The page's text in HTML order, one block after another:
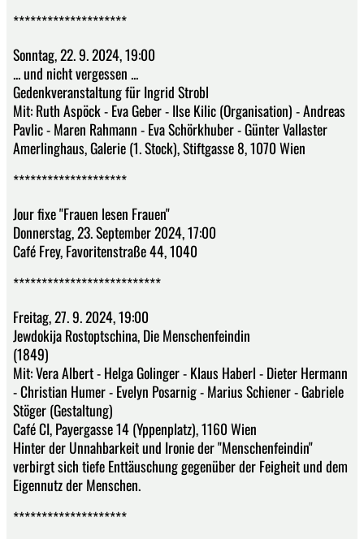
********************
Sonntag, 22. 9. 2024, 19:00
... und nicht vergessen ...
Gedenkveranstaltung für Ingrid Strobl
Mit: Ruth Aspöck - Eva Geber - Ilse Kilic (Organisation) - Andreas
Pavlic - Maren Rahmann - Eva Schörkhuber - Günter Vallaster
Amerlinghaus, Galerie (1. Stock), Stiftgasse 8, 1070 Wien
********************
Jour fixe "Frauen lesen Frauen"
Donnerstag, 23. September 2024, 17:00
Café Frey, Favoritenstraße 44, 1040
**************************
Freitag, 27. 9. 2024, 19:00
Jewdokija Rostoptschina, Die Menschenfeindin
(1849)
Mit: Vera Albert - Helga Golinger - Klaus Haberl - Dieter Hermann
- Christian Humer - Evelyn Posarnig - Marius Schiener - Gabriele
Stöger (Gestaltung)
Café CI, Payergasse 14 (Yppenplatz), 1160 Wien
Hinter der Unnahbarkeit und Ironie der "Menschenfeindin"
verbirgt sich tiefe Enttäuschung gegenüber der Feigheit und dem
Eigennutz der Menschen.
********************